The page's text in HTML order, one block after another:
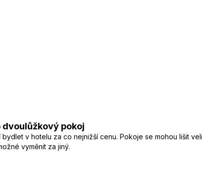
pokoj
v hotelu za co nejnižší cenu. Pokoje se mohou lišit
vyměnit za jiný.